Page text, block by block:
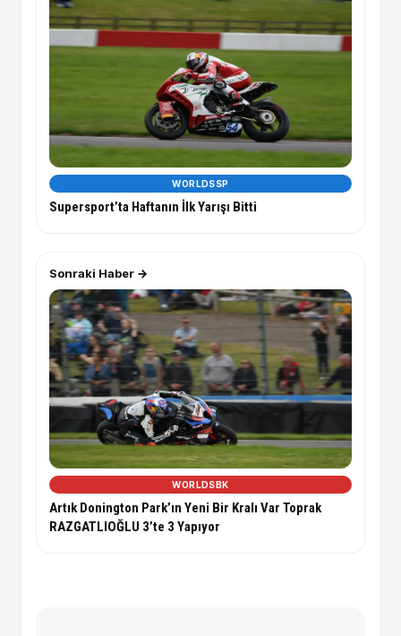
WORLDSSP
Supersport’ta Haftanın İlk Yarışı Bitti
Sonraki Haber →
WORLDSBK
Artık Donington Park’ın Yeni Bir Kralı Var Toprak
RAZGATLIOĞLU 3’te 3 Yapıyor